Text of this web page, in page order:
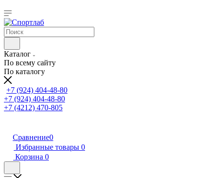
Каталог
По всему сайту
По каталогу
+7 (924) 404-48-80
+7 (924) 404-48-80
+7 (4212) 470-805
Сравнение0
Избранные товары 0
Корзина 0